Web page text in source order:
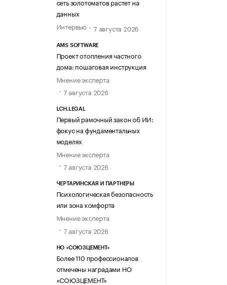
сеть золотоматов растет на
данных
Интервью
7 августа 2026
AMS SOFTWARE
Проект отопления частного
дома: пошаговая инструкция
Мнение эксперта
7 августа 2026
LCH.LEGAL
Первый рамочный закон об ИИ:
фокус на фундаментальных
моделях
Мнение эксперта
7 августа 2026
ЧЕРТАРИНСКАЯ И ПАРТНЕРЫ
Психологическая безопасность
или зона комфорта
Мнение эксперта
7 августа 2026
НО «СОЮЗЦЕМЕНТ»
Более 110 профессионалов
отмечены наградами НО
«СОЮЗЦЕМЕНТ»